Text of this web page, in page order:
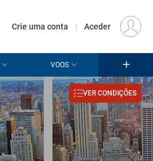
Crie uma conta | Aceder
VOOS
VER CONDIÇÕES